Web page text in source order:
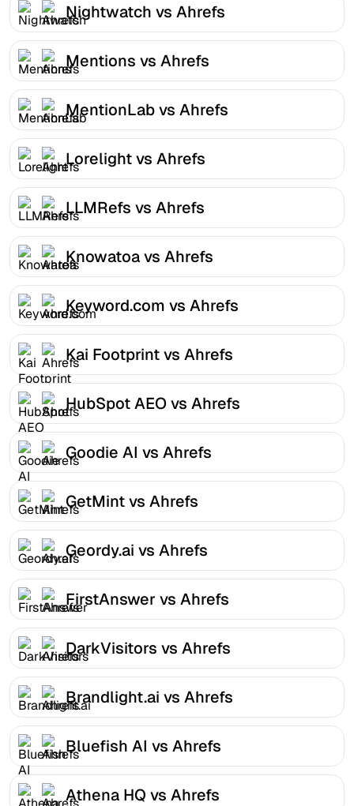
Nightwatch vs Ahrefs
Mentions vs Ahrefs
MentionLab vs Ahrefs
Lorelight vs Ahrefs
LLMRefs vs Ahrefs
Knowatoa vs Ahrefs
Keyword.com vs Ahrefs
Kai Footprint vs Ahrefs
HubSpot AEO vs Ahrefs
Goodie AI vs Ahrefs
GetMint vs Ahrefs
Geordy.ai vs Ahrefs
FirstAnswer vs Ahrefs
DarkVisitors vs Ahrefs
Brandlight.ai vs Ahrefs
Bluefish AI vs Ahrefs
Athena HQ vs Ahrefs